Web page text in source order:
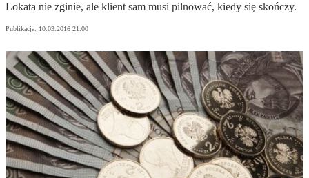
Lokata nie zginie, ale klient sam musi pilnować, kiedy się skończy.
Publikacja: 10.03.2016 21:00